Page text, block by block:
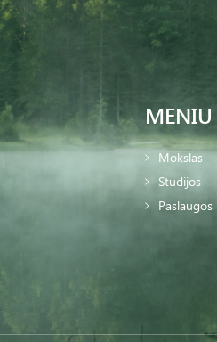
MENIU
Mokslas
Studijos
Paslaugos